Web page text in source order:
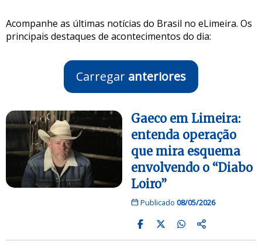
Acompanhe as últimas notícias do Brasil no eLimeira. Os
principais destaques de acontecimentos do dia:
Carregar anteriores
Gaeco em Limeira:
entenda operação
que mira esquema
envolvendo o “Diabo
Loiro”
Publicado 08/05/2026